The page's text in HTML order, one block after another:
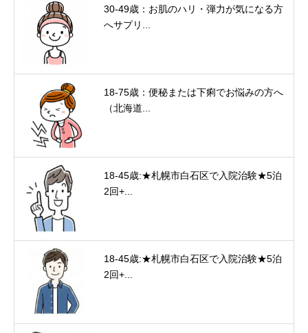
30-49歳：お肌のハリ・弾力が気になる方
へサプリ...
18-75歳：便秘または下痢でお悩みの方へ
（北海道...
18-45歳:★札幌市白石区で入院治験★5泊
2回+...
18-45歳:★札幌市白石区で入院治験★5泊
2回+...